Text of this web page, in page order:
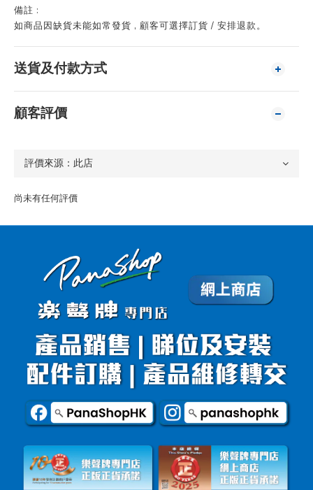
備註 :
如商品因缺貨未能如常發貨 , 顧客可選擇訂貨 / 安排退款。
送貨及付款方式
顧客評價
尚未有任何評價